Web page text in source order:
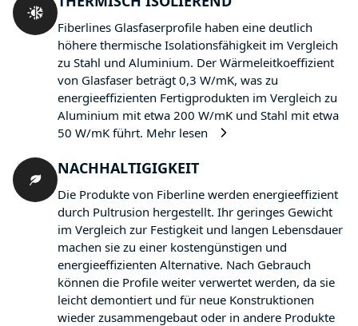
Fiberlines Glasfaserprofile haben eine deutlich
höhere thermische Isolationsfähigkeit im Vergleich
zu Stahl und Aluminium. Der Wärmeleitkoeffizient
von Glasfaser beträgt 0,3 W/mK, was zu
energieeffizienten Fertigprodukten im Vergleich zu
Aluminium mit etwa 200 W/mK und Stahl mit etwa
50 W/mK führt. Mehr lesen
NACHHALTIGIGKEIT
Die Produkte von Fiberline werden energieeffizient
durch Pultrusion hergestellt. Ihr geringes Gewicht
im Vergleich zur Festigkeit und langen Lebensdauer
machen sie zu einer kostengünstigen und
energieeffizienten Alternative. Nach Gebrauch
können die Profile weiter verwertet werden, da sie
leicht demontiert und für neue Konstruktionen
wieder zusammengebaut oder in andere Produkte